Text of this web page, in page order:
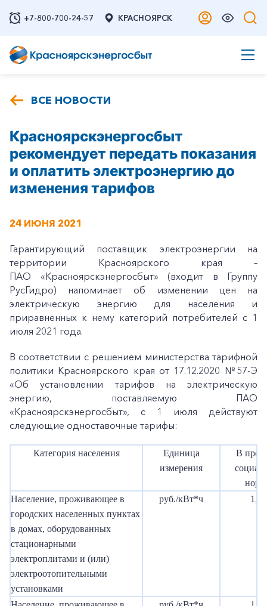
+7-800-700-24-57 КРАСНОЯРСК
ВСЕ НОВОСТИ
Красноярскэнергосбыт
рекомендует передать показания
и оплатить электроэнергию до
изменения тарифов
24 ИЮНЯ 2021
Гарантирующий поставщик электроэнергии на
территории Красноярского края –
ПАО «Красноярскэнергосбыт» (входит в Группу
РусГидро) напоминает об изменении цен на
электрическую энергию для населения и
приравненных к нему категорий потребителей с 1
июля 2021 года.
В соответствии с решением министерства тарифной
политики Красноярского края от 17.12.2020 №57-Э
«Об установлении тарифов на электрическую
энергию, поставляемую ПАО
«Красноярскэнергосбыт», с 1 июля действуют
следующие одноставочные тарифы:
Категория населения
Единица
измерения
В
Население, проживающее в
городских населенных пунктах
в домах, оборудованных
стационарными
электроплитами и (или)
электроотопительными
установками
руб./кВт*ч 1,98